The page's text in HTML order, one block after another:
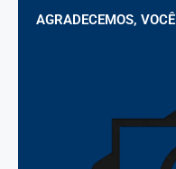
AGRADECEMOS,